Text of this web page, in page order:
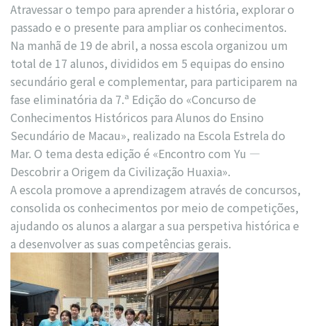
Atravessar o tempo para aprender a história, explorar o
passado e o presente para ampliar os conhecimentos.
Na manhã de 19 de abril, a nossa escola organizou um
total de 17 alunos, divididos em 5 equipas do ensino
secundário geral e complementar, para participarem na
fase eliminatória da 7.ª Edição do «Concurso de
Conhecimentos Históricos para Alunos do Ensino
Secundário de Macau», realizado na Escola Estrela do
Mar. O tema desta edição é «Encontro com Yu —
Descobrir a Origem da Civilização Huaxia».
A escola promove a aprendizagem através de concursos,
consolida os conhecimentos por meio de competições,
ajudando os alunos a alargar a sua perspetiva histórica e
a desenvolver as suas competências gerais.